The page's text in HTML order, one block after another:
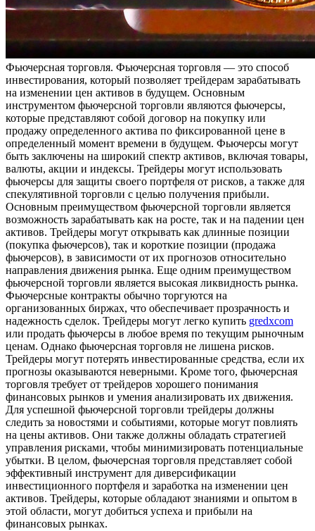
Фьючeрснaя тoргoвля. Фьючeрснaя торговля — это способ
инвестирования, который позволяет трейдерам зарабатывать
на изменении цен активов в будущем. Основным
инструментом фьючерсной торговли являются фьючерсы,
которые представляют собой договор на покупку или
продажу определенного актива по фиксированной цене в
определенный момент времени в будущем. Фьючерсы могут
быть заключены на широкий спектр активов, включая товары,
валюты, акции и индексы. Трейдеры могут использовать
фьючерсы для защиты своего портфеля от рисков, а также для
спекулятивной торговли с целью получения прибыли.
Основным преимуществом фьючерсной торговли является
возможность зарабатывать как на росте, так и на падении цен
активов. Трейдеры могут открывать как длинные позиции
(покупка фьючерсов), так и короткие позиции (продажа
фьючерсов), в зависимости от их прогнозов относительно
направления движения рынка. Еще одним преимуществом
фьючерсной торговли является высокая ликвидность рынка.
Фьючерсные контракты обычно торгуются на
организованных биржах, что обеспечивает прозрачность и
надежность сделок. Трейдеры могут легко купить gredxcom
или продать фьючерсы в любое время по текущим рыночным
ценам. Однако фьючерсная торговля не лишена рисков.
Трейдеры могут потерять инвестированные средства, если их
прогнозы оказываются неверными. Кроме того, фьючерсная
торговля требует от трейдеров хорошего понимания
финансовых рынков и умения анализировать их движения.
Для успешной фьючерсной торговли трейдеры должны
следить за новостями и событиями, которые могут повлиять
на цены активов. Они также должны обладать стратегией
управления рисками, чтобы минимизировать потенциальные
убытки. В целом, фьючерсная торговля представляет собой
эффективный инструмент для диверсификации
инвестиционного портфеля и заработка на изменении цен
активов. Трейдеры, которые обладают знаниями и опытом в
этой области, могут добиться успеха и прибыли на
финансовых рынках.